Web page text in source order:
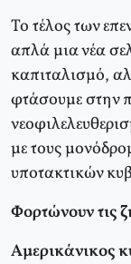
Το τέλος των
απλά μια νέα
καπιταλισμό,
φτάσουμε στην
με τους
υποτακτικών
Φορτώνουν τις
Αμερικάνικος